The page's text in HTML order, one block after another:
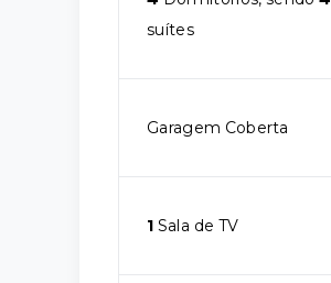
suítes
Garagem Coberta
1 Sala de TV